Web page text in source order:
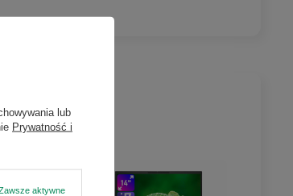
lub
Prywatność i
aktywne